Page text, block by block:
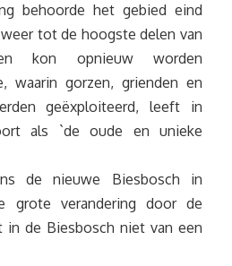
behoorde het gebied eind
tot de hoogste delen van
kon opnieuw worden
waarin gorzen, grienden en
geëxploiteerd, leeft in
als `de oude en unieke
de nieuwe Biesbosch in
grote verandering door de
in de Biesbosch niet van een